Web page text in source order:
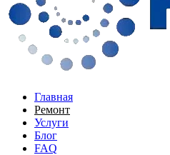
Главная
Ремонт
Услуги
Блог
FAQ